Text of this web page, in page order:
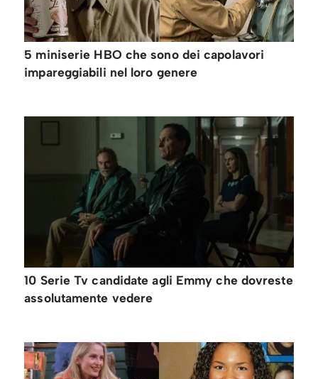
5 miniserie HBO che sono dei capolavori
impareggiabili nel loro genere
10 Serie Tv candidate agli Emmy che dovreste
assolutamente vedere